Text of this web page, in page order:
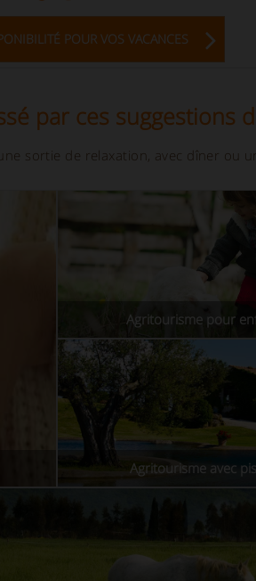
POUR VOS VACANCES
par ces suggestions
sortie de relaxation, avec dîner ou
Agritourisme pour
Agritourisme avec